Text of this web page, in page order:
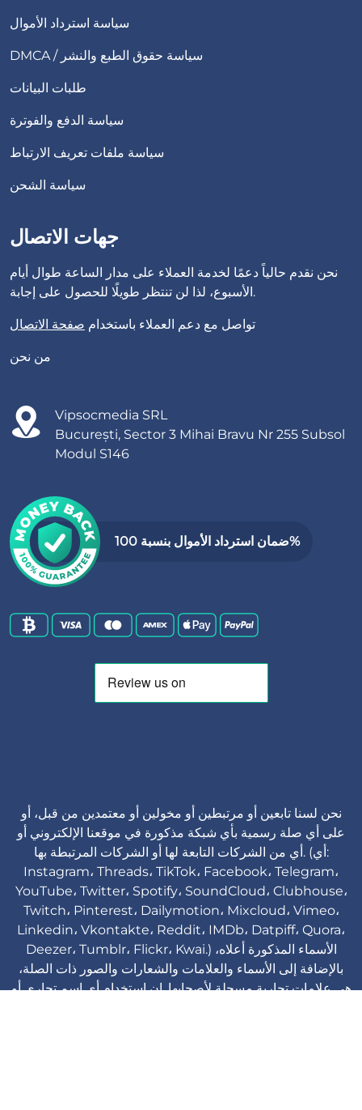
سياسة استرداد الأموال
DMCA / سياسة حقوق الطبع والنشر
طلبات البيانات
سياسة الدفع والفوترة
سياسة ملفات تعريف الارتباط
سياسة الشحن
جهات الاتصال
نحن نقدم حالياً دعمًا لخدمة العملاء على مدار الساعة طوال أيام
الأسبوع، لذا لن تنتظر طويلًا للحصول على إجابة.
تواصل مع دعم العملاء باستخدام صفحة الاتصال
من نحن
Vipsocmedia SRL
București, Sector 3 Mihai Bravu Nr 255 Subsol
Modul S146
ضمان استرداد الأموال بنسبة 100%
نحن لسنا تابعين أو مرتبطين أو مخولين أو معتمدين من قبل، أو
على أي صلة رسمية بأي شبكة مذكورة في موقعنا الإلكتروني أو
أي من الشركات التابعة لها أو الشركات المرتبطة بها. (أي:
Instagram، Threads، TikTok، Facebook، Telegram،
YouTube، Twitter، Spotify، SoundCloud، Clubhouse،
Twitch، Pinterest، Dailymotion، Mixcloud، Vimeo،
Linkedin، Vkontakte، Reddit، IMDb، Datpiff، Quora،
Deezer، Tumblr، Flickr، Kwai.) الأسماء المذكورة أعلاه،
بالإضافة إلى الأسماء والعلامات والشعارات والصور ذات الصلة،
هي علامات تجارية مسجلة لأصحابها. إن استخدام أي اسم تجاري أو